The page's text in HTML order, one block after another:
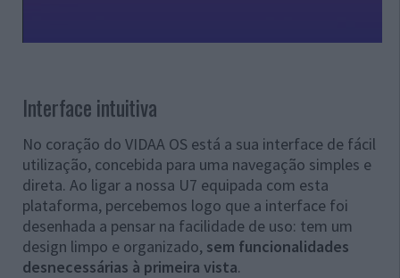
Interface intuitiva
No coração do VIDAA OS está a sua interface de fácil
utilização, concebida para uma navegação simples e
direta. Ao ligar a nossa U7 equipada com esta
plataforma, percebemos logo que a interface foi
desenhada a pensar na facilidade de uso: tem um
design limpo e organizado, sem funcionalidades
desnecessárias à primeira vista.